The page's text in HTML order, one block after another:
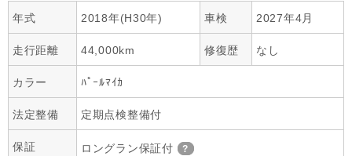
年式 2018年(H30年) 車検 2027年4月
走行距離 44,000km 修復歴 なし
カラー ﾊﾟｰﾙﾏｲｶ
法定整備 定期点検整備付
保証 ロングラン保証付